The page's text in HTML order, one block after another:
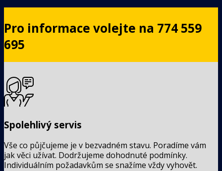
Pro informace volejte na 774 559
695
Spolehlivý servis
Vše co půjčujeme je v bezvadném stavu. Poradíme vám
jak věci užívat. Dodržujeme dohodnuté podmínky.
Individuálním požadavkům se snažíme vždy vyhovět.